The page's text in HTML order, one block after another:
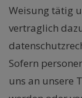
Weisung tätig
vertraglich
Sofern
uns an unsere